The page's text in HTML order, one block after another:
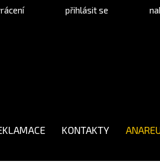
přihlásit se
KONTAKTY